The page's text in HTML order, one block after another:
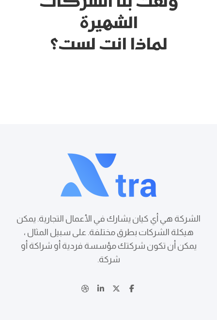
الشهيرة
لماذا انت لست؟
الشركة هي أي كيان يشارك في الأعمال التجارية. يمكن
هيكلة الشركات بطرق مختلفة. على سبيل المثال ،
يمكن أن تكون شركتك مؤسسة فردية أو شراكة أو
شركة.